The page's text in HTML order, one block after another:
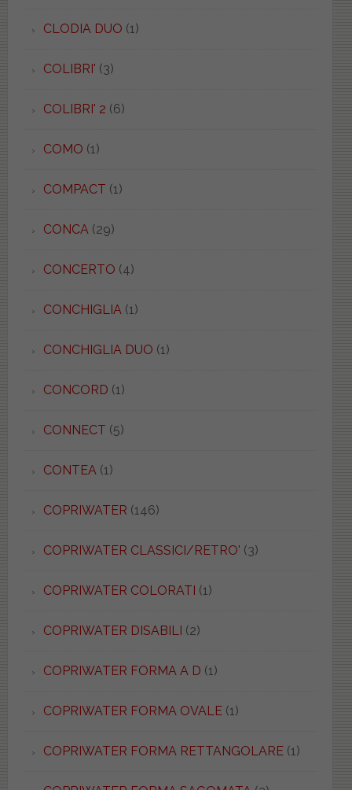
CLODIA DUO (1)
COLIBRI' (3)
COLIBRI' 2 (6)
COMO (1)
COMPACT (1)
CONCA (29)
CONCERTO (4)
CONCHIGLIA (1)
CONCHIGLIA DUO (1)
CONCORD (1)
CONNECT (5)
CONTEA (1)
COPRIWATER (146)
COPRIWATER CLASSICI/RETRO' (3)
COPRIWATER COLORATI (1)
COPRIWATER DISABILI (2)
COPRIWATER FORMA A D (1)
COPRIWATER FORMA OVALE(1)
COPRIWATER FORMA RETTANGOLARE(1)